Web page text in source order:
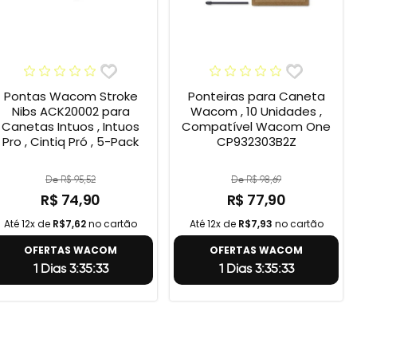
Pontas Wacom Stroke
Nibs ACK20002 para
Canetas Intuos , Intuos
Pro , Cintiq Pró , 5-Pack
De R$ 95,52
R$ 74,90
Até 12x de R$7,62no cartão
OFERTAS WACOM
1 Dias 3:35:32
Ponteiras para Caneta
Wacom , 10 Unidades ,
Compatível Wacom One
CP932303B2Z
De R$ 98,69
R$ 77,90
Até 12x de R$7,93 no cartão
OFERTAS WACOM
1 Dias 3:35:32